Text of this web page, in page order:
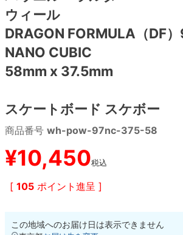
ウィール
DRAGON FORMULA（DF
NANO CUBIC
58mm x 37.5mm
スケートボード スケボー
商品番号 wh-pow-97nc-375-58
¥10,450税込
[ 105 ポイント進呈 ]
この地域へのお届け日は表示できません
8.6inch
8.7inch
8.8inch
9.0inch以上
シェイプデッキ
高性能デッキ
8.7inch
8.8inch
8.9inch
70mm
72mm
75mm
28.5cm
29cm
29.5cm
サイズの測り方